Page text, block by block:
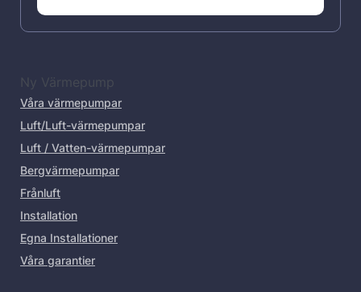
Ny Värmepump
Våra värmepumpar
Luft/Luft-värmepumpar
Luft / Vatten-värmepumpar
Bergvärmepumpar
Frånluft
Installation
Egna Installationer
Våra garantier